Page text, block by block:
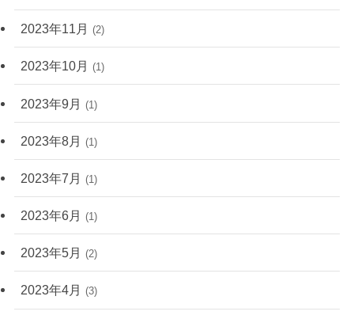
2023年11月 (2)
2023年10月 (1)
2023年9月 (1)
2023年8月 (1)
2023年7月 (1)
2023年6月 (1)
2023年5月 (2)
2023年4月 (3)